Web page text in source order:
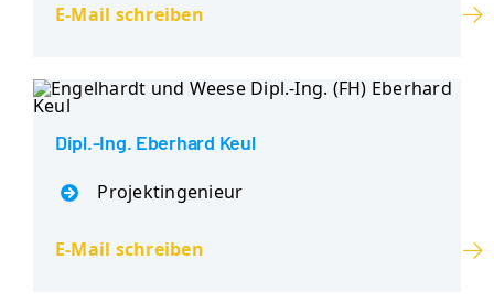
E-Mail schreiben
Dipl.-Ing. Eberhard Keul
Projektingenieur
E-Mail schreiben